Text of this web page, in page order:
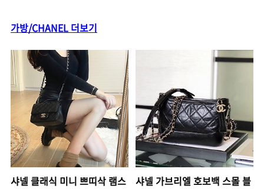
가방/CHANEL 더보기
샤넬 클래식 미니 쁘띠삭 램스
샤넬 가브리엘 호보백 스몰 블